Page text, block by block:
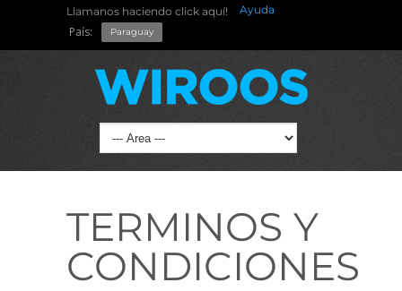
Llamanos haciendo click aquí! Ayuda
País: Paraguay
TERMINOS Y
CONDICIONES